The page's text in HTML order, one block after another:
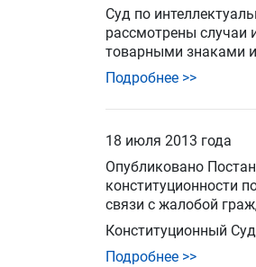
Суд по
рассмотрены случаи
товарными знаками
Подробнее >>
18 июля 2013 года
Опубликовано
конституционности
связи с жалобой
Конституционный
Подробнее >>